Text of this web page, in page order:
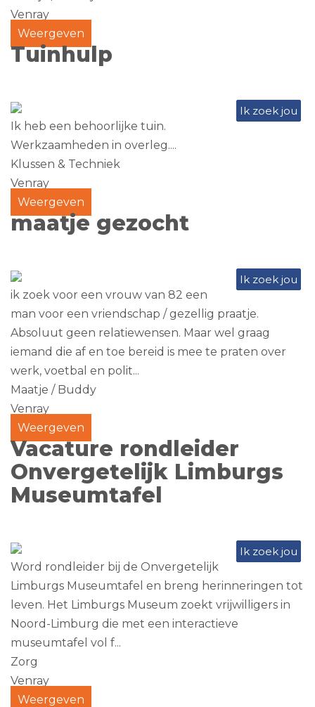
Venray
Weergeven
Tuinhulp
Ik zoek jou
Ik heb een behoorlijke tuin.
Werkzaamheden in overleg....
Klussen & Techniek
Venray
Weergeven
maatje gezocht
Ik zoek jou
ik zoek voor een vrouw van 82 een
man voor een vriendschap / gezellig praatje.
Absoluut geen relatiewensen. Maar wel graag
iemand die af en toe bereid is mee te praten over
werk, voetbal en polit...
Maatje / Buddy
Venray
Weergeven
Vacature rondleider
Onvergetelijk Limburgs
Museumtafel
Ik zoek jou
Word rondleider bij de Onvergetelijk
Limburgs Museumtafel en breng herinneringen tot
leven. Het Limburgs Museum zoekt vrijwilligers in
Noord-Limburg die met een interactieve
museumtafel vol f...
Zorg
Venray
Weergeven